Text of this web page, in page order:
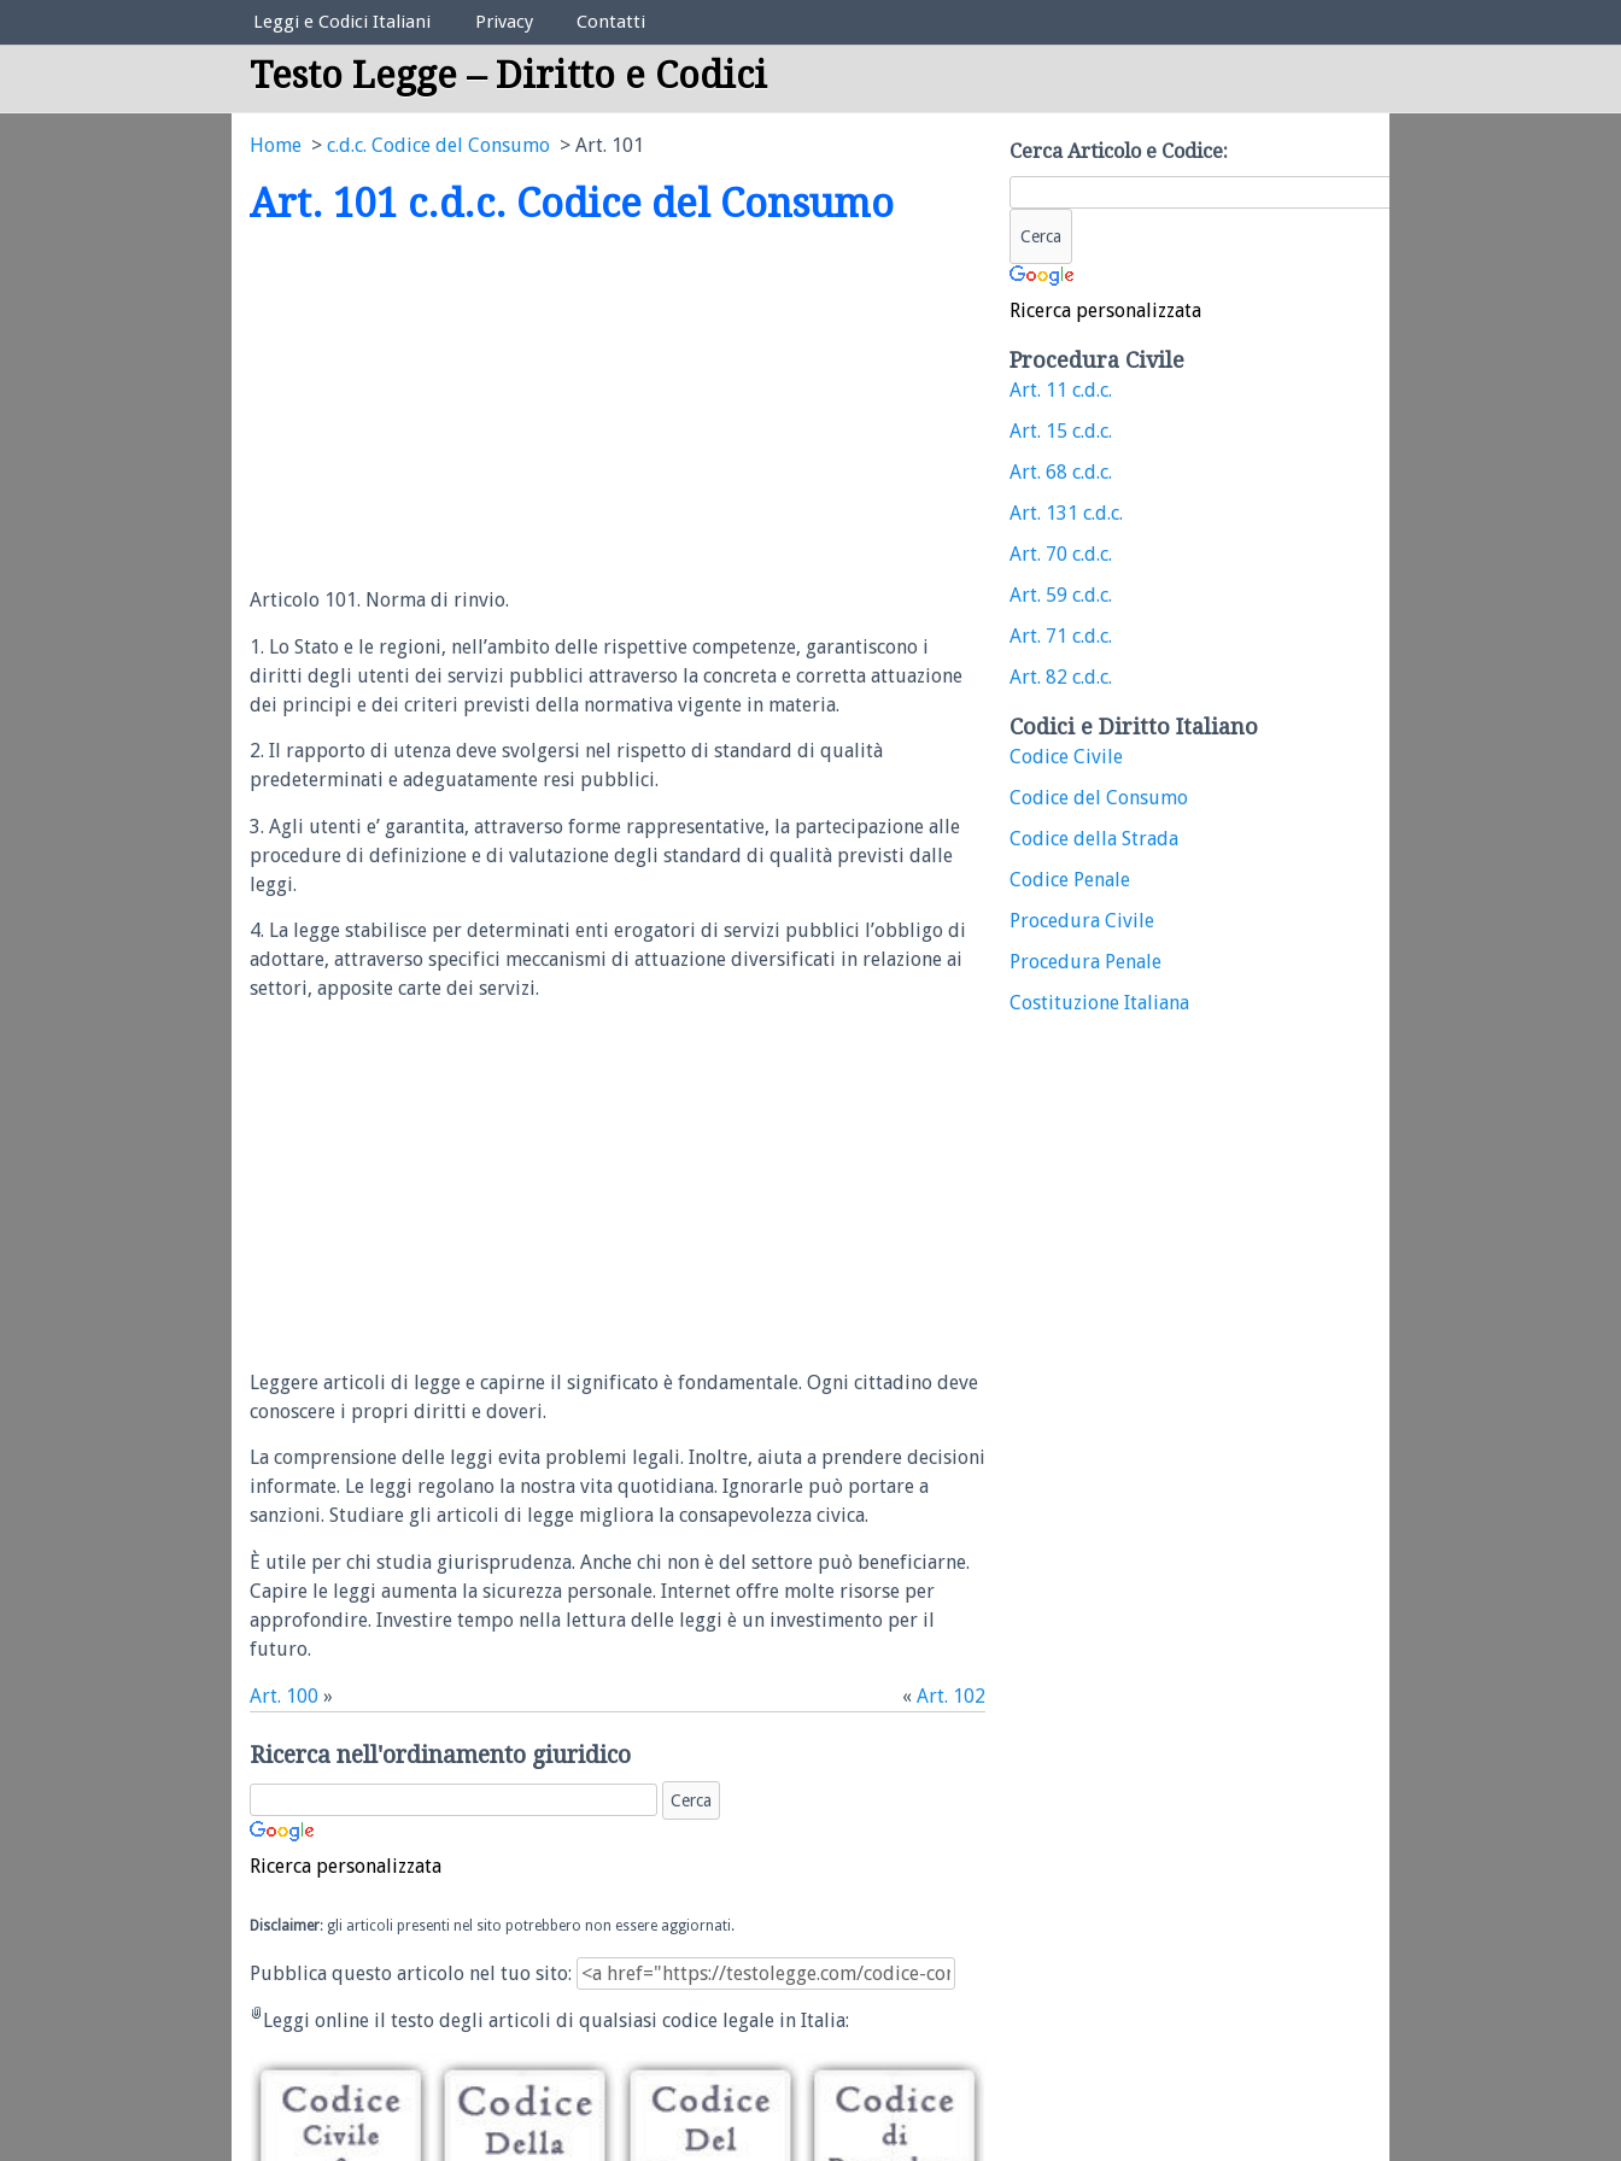
Elenco Codici Legali
Leggi e Codici Italiani Privacy Contatti
Testo Legge – Diritto e Codici
Home c.d.c. Codice del Consumo Art. 101
Art. 101 c.d.c. Codice del Consumo
Articolo 101. Norma di rinvio.
1. Lo Stato e le regioni, nell’ambito delle rispettive competenze, garantiscono i
diritti degli utenti dei servizi pubblici attraverso la concreta e corretta attuazione
dei principi e dei criteri previsti della normativa vigente in materia.
2. Il rapporto di utenza deve svolgersi nel rispetto di standard di qualità
predeterminati e adeguatamente resi pubblici.
3. Agli utenti e’ garantita, attraverso forme rappresentative, la partecipazione alle
procedure di definizione e di valutazione degli standard di qualità previsti dalle
leggi.
4. La legge stabilisce per determinati enti erogatori di servizi pubblici l’obbligo di
adottare, attraverso specifici meccanismi di attuazione diversificati in relazione ai
settori, apposite carte dei servizi.
Leggere articoli di legge e capirne il significato è fondamentale. Ogni cittadino deve
conoscere i propri diritti e doveri.
La comprensione delle leggi evita problemi legali. Inoltre, aiuta a prendere decisioni
informate. Le leggi regolano la nostra vita quotidiana. Ignorarle può portare a
sanzioni. Studiare gli articoli di legge migliora la consapevolezza civica.
È utile per chi studia giurisprudenza. Anche chi non è del settore può beneficiarne.
Capire le leggi aumenta la sicurezza personale. Internet offre molte risorse per
approfondire. Investire tempo nella lettura delle leggi è un investimento per il
futuro.
Art. 100 » « Art. 102
Ricerca nell'ordinamento giuridico
Ricerca personalizzata
Disclaimer: gli articoli presenti nel sito potrebbero non essere aggiornati.
Pubblica questo articolo nel tuo sito:
Leggi online il testo degli articoli di qualsiasi codice legale in Italia:
Cerca Articolo e Codice:
Ricerca personalizzata
Procedura Civile
Art. 11 c.d.c.
Art. 15 c.d.c.
Art. 68 c.d.c.
Art. 131 c.d.c.
Art. 70 c.d.c.
Art. 59 c.d.c.
Art. 71 c.d.c.
Art. 82 c.d.c.
Codici e Diritto Italiano
Codice Civile
Codice del Consumo
Codice della Strada
Codice Penale
Procedura Civile
Procedura Penale
Costituzione Italiana